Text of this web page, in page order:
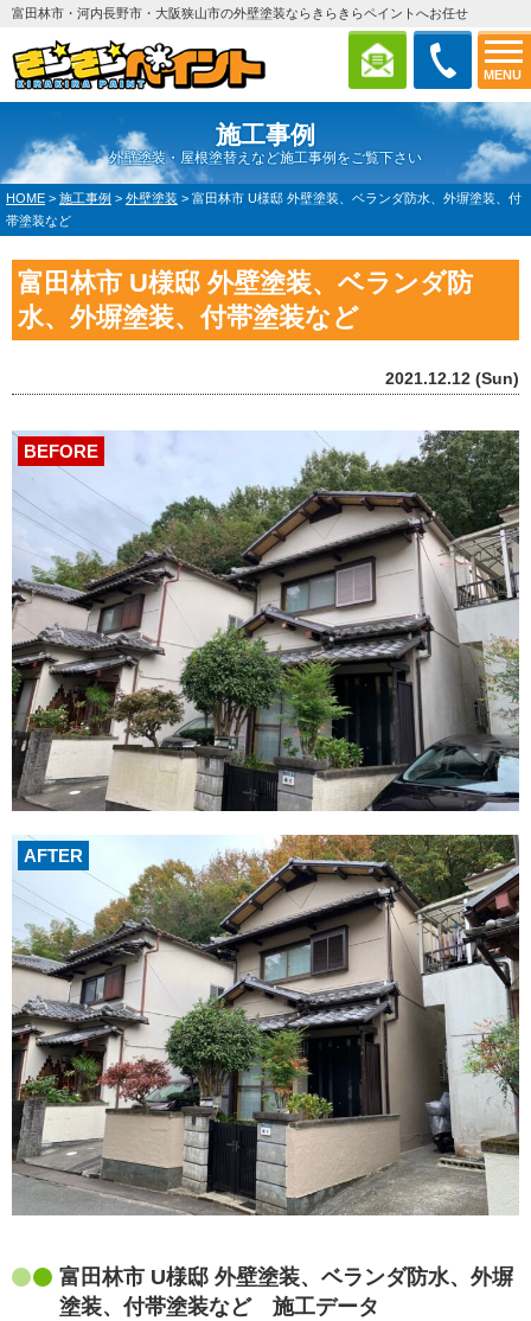
MENU
富田林市・河内長野市・大阪狭山市の外壁塗装ならきらきらペイントへお任せ
施工事例
外壁塗装・屋根塗替えなど施工事例をご覧下さい
HOME > 施工事例 > 外壁塗装 > 富田林市 U様邸 外壁塗装、ベランダ防水、外塀塗装、付
帯塗装など
富田林市 U様邸 外壁塗装、ベランダ防
水、外塀塗装、付帯塗装など
2021.12.12 (Sun)
AFTER
BEFORE
富田林市 U様邸 外壁塗装、ベランダ防水、外塀
塗装、付帯塗装など 施工データ